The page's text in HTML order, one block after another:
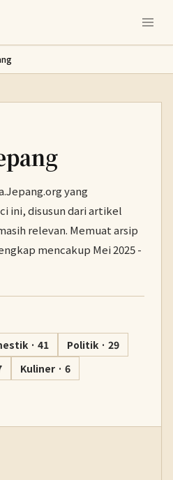
yang
ini, disusun dari artikel
relevan. Memuat arsip
mencakup Mei 2025 -
· 41
Politik · 29
Kuliner · 6